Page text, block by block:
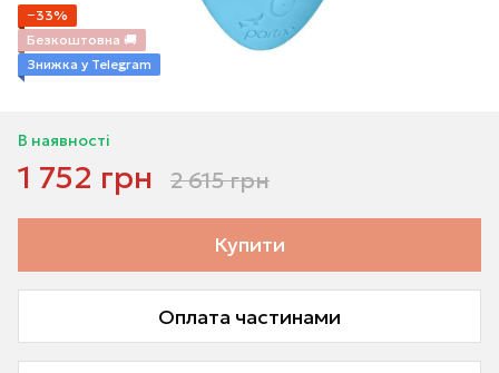
−33%
Безкоштовна 🚚
Знижка у Telegram
В наявності
1 752 грн 2 615 грн
Купити
Оплата частинами